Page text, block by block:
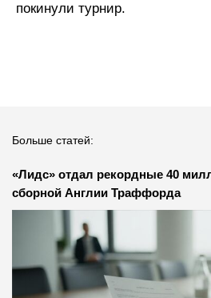
покинули турнир.
Больше статей:
«Лидс» отдал рекордные 40
сборной Англии Траффорда